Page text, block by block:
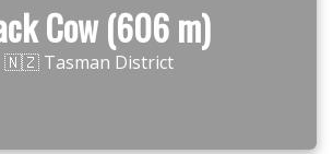
Cow (606 m)
🇳🇿 Tasman District